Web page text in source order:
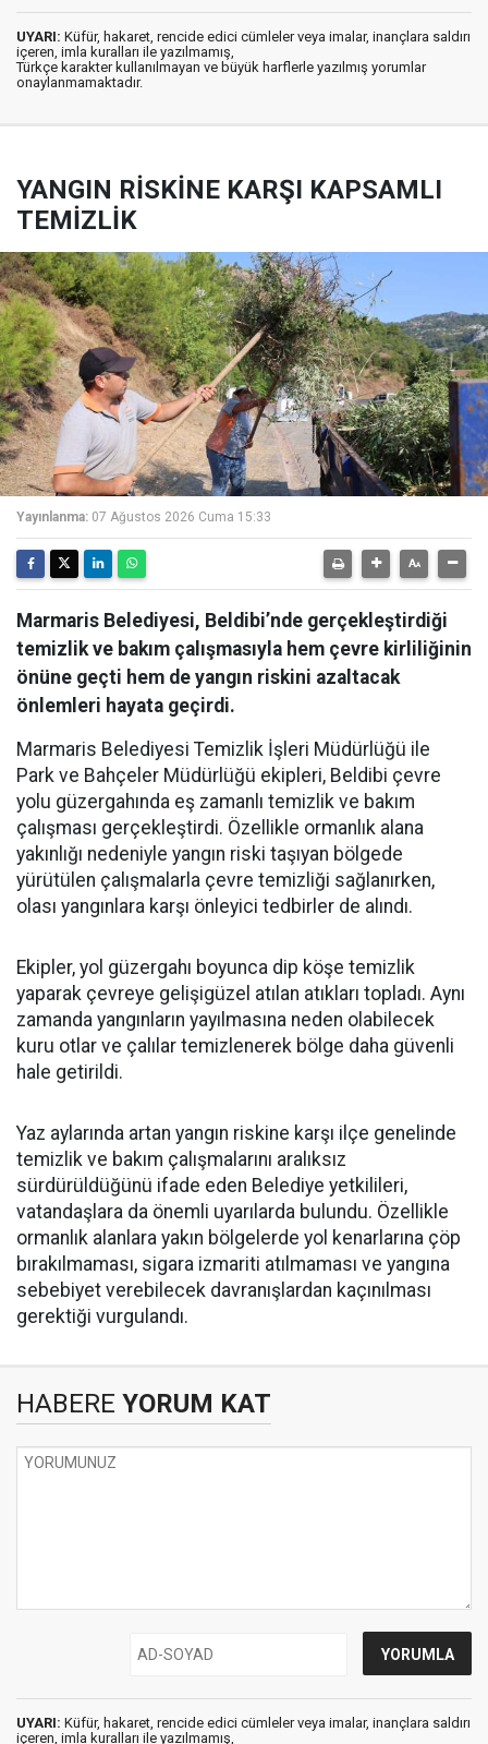
UYARI: Küfür, hakaret, rencide edici cümleler veya imalar, inançlara saldırı
içeren, imla kuralları ile yazılmamış,
Türkçe karakter kullanılmayan ve büyük harflerle yazılmış yorumlar
onaylanmamaktadır.
YANGIN RİSKİNE KARŞI KAPSAMLI
TEMİZLİK
Yayınlanma: 07 Ağustos 2026 Cuma 15:33
Marmaris Belediyesi, Beldibi’nde gerçekleştirdiği
temizlik ve bakım çalışmasıyla hem çevre kirliliğinin
önüne geçti hem de yangın riskini azaltacak
önlemleri hayata geçirdi.
Marmaris Belediyesi Temizlik İşleri Müdürlüğü ile
Park ve Bahçeler Müdürlüğü ekipleri, Beldibi çevre
yolu güzergahında eş zamanlı temizlik ve bakım
çalışması gerçekleştirdi. Özellikle ormanlık alana
yakınlığı nedeniyle yangın riski taşıyan bölgede
yürütülen çalışmalarla çevre temizliği sağlanırken,
olası yangınlara karşı önleyici tedbirler de alındı.
Ekipler, yol güzergahı boyunca dip köşe temizlik
yaparak çevreye gelişigüzel atılan atıkları topladı. Aynı
zamanda yangınların yayılmasına neden olabilecek
kuru otlar ve çalılar temizlenerek bölge daha güvenli
hale getirildi.
Yaz aylarında artan yangın riskine karşı ilçe genelinde
temizlik ve bakım çalışmalarını aralıksız
sürdürüldüğünü ifade eden Belediye yetkilileri,
vatandaşlara da önemli uyarılarda bulundu. Özellikle
ormanlık alanlara yakın bölgelerde yol kenarlarına çöp
bırakılmaması, sigara izmariti atılmaması ve yangına
sebebiyet verebilecek davranışlardan kaçınılması
gerektiği vurgulandı.
HABERE YORUM KAT
UYARI: Küfür, hakaret, rencide edici cümleler veya imalar, inançlara saldırı
içeren, imla kuralları ile yazılmamış,